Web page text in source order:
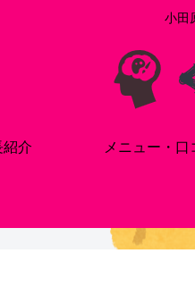
小田
紹介 メニュー・口